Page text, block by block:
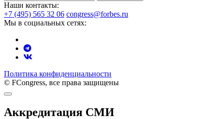
Наши контакты:
+7 (495) 565 32 06 congress@forbes.ru
Мы в социальных сетях:
Политика конфиденциальности
© FCongress, все права защищены
Аккредитация СМИ